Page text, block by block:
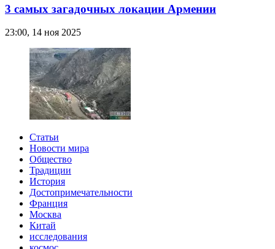
3 самых загадочных локации Армении
23:00, 14 ноя 2025
Статьи
Новости мира
Общество
Традиции
История
Достопримечательности
Франция
Москва
Китай
исследования